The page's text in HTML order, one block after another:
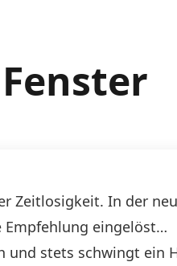
Zeitlosigkeit. In der
eingelöst…
und stets schwingt ein